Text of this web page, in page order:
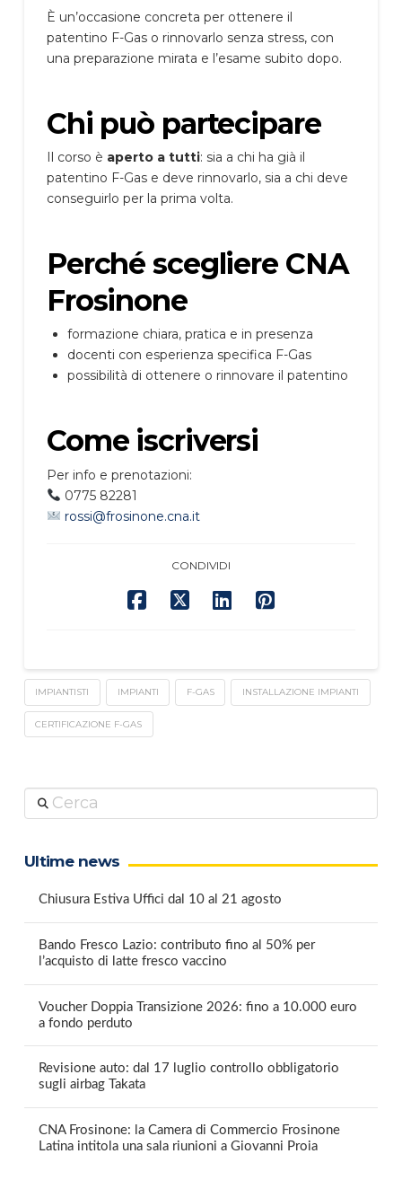
È un’occasione concreta per ottenere il
patentino F-Gas o rinnovarlo senza stress, con
una preparazione mirata e l’esame subito dopo.
Chi può partecipare
Il corso è aperto a tutti: sia a chi ha già il
patentino F-Gas e deve rinnovarlo, sia a chi deve
conseguirlo per la prima volta.
Perché scegliere CNA
Frosinone
formazione chiara, pratica e in presenza
docenti con esperienza specifica F-Gas
possibilità di ottenere o rinnovare il patentino
Come iscriversi
Per info e prenotazioni:
0775 82281
rossi@frosinone.cna.it
CONDIVIDI
IMPIANTISTI IMPIANTI F-GAS INSTALLAZIONE IMPIANTI
CERTIFICAZIONE F-GAS
Cerca
Ultime news
Chiusura Estiva Uffici dal 10 al 21 agosto
Bando Fresco Lazio: contributo fino al 50% per
l’acquisto di latte fresco vaccino
Voucher Doppia Transizione 2026: fino a 10.000 euro
a fondo perduto
Revisione auto: dal 17 luglio controllo obbligatorio
sugli airbag Takata
CNA Frosinone: la Camera di Commercio Frosinone
Latina intitola una sala riunioni a Giovanni Proia